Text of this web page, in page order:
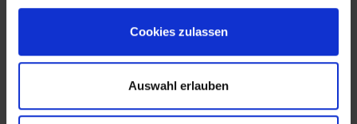
Cookies zulassen
Auswahl erlauben
Bauschheimer Weg 28
Fax: +49 (0) 6131 / 9010188
E-Mail: buero@immobilien-koehler.de